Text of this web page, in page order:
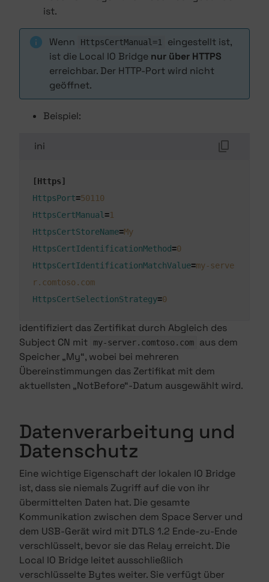
ist.
Wenn HttpsCertManual=1
eingestellt ist,
ist die Local IO Bridge nur über HTTPS
erreichbar. Der HTTP-Port wird nicht
geöffnet.
Beispiel:
ini
[Https]
HttpsPort=50110
HttpsCertManual=1
HttpsCertStoreName=My
HttpsCertIdentificationMethod=0
HttpsCertIdentificationMatchValue=my-serve
r.comtoso.com
HttpsCertSelectionStrategy=0
identifiziert das Zertifikat durch Abgleich des
Subject CN mit
my-server.comtoso.com
aus dem
Speicher „My“, wobei bei mehreren
Übereinstimmungen das Zertifikat mit dem
aktuellsten „NotBefore“-Datum ausgewählt wird.
Datenverarbeitung und
Datenschutz
Eine wichtige Eigenschaft der lokalen IO Bridge
ist, dass sie niemals Zugriff auf die von ihr
übermittelten Daten hat. Die gesamte
Kommunikation zwischen dem Space Server und
dem USB-Gerät wird mit DTLS 1.2 Ende-zu-Ende
verschlüsselt, bevor sie das Relay erreicht. Die
Local IO Bridge leitet ausschließlich
verschlüsselte Bytes weiter. Sie verfügt über